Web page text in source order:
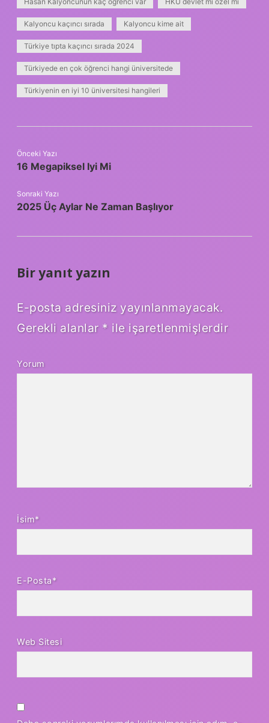
Kalyoncu kaçıncı sırada Kalyoncu kime ait
Türkiye tıpta kaçıncı sırada 2024
Türkiyede en çok öğrenci hangi üniversitede
Türkiyenin en iyi 10 üniversitesi hangileri
Önceki Yazı
16 Megapiksel Iyi Mi
Sonraki Yazı
2025 Üç Aylar Ne Zaman Başlıyor
Bir yanıt yazın
E-posta adresiniz yayınlanmayacak.
Gerekli alanlar * ile işaretlenmişlerdir
Yorum
İsim*
E-Posta*
Web Sitesi